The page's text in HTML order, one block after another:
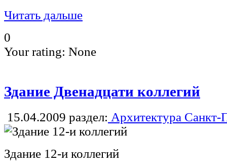
Читать дальше
0
Your rating: None
Здание Двенадцати коллегий
15.04.2009 раздел: Архитектура Санкт-
Здание 12-и коллегий